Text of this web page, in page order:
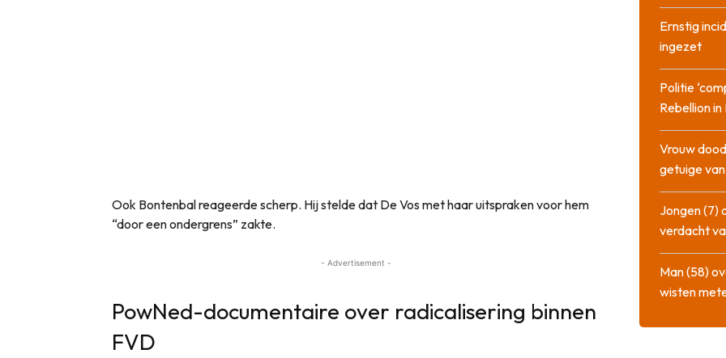
Ook Bontenbal reageerde scherp. Hij stelde dat De Vos met haar uitspraken voor hem
“door een ondergrens” zakte.
- Advertisement -
PowNed-documentaire over radicalisering binnen
FVD
Ernstig
ingezet
Politie
Rebellion
Vrouw
getuige
Jongen (7)
verdacht
Man (58)
wisten